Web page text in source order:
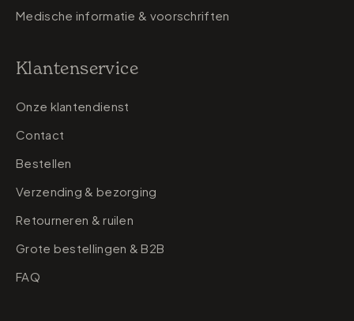
Medische informatie & voorschriften
Klantenservice
Onze klantendienst
Contact
Bestellen
Verzending & bezorging
Retourneren & ruilen
Grote bestellingen & B2B
FAQ